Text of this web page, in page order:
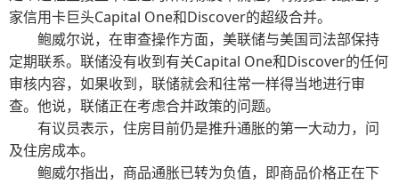
家信用卡巨头Capital One和Discover的超级合并。
鲍威尔说，在审查操作方面，美联储与美国司法部保持
定期联系。联储没有收到有关Capital One和Discover的任何
审核内容，如果收到，联储就会和往常一样得当地进行审
查。他说，联储正在考虑合并政策的问题。
有议员表示，住房目前仍是推升通胀的第一大动力，问
及住房成本。
鲍威尔指出，商品通胀已转为负值，即商品价格正在下